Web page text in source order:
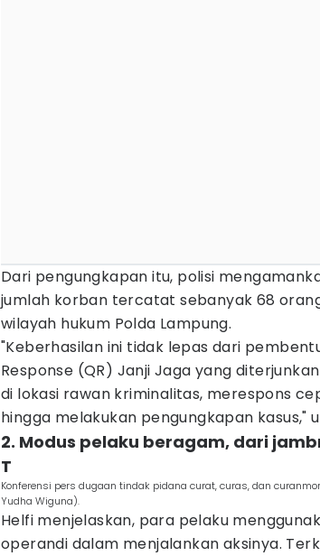
Dari pengungkapan itu, polisi
jumlah korban tercatat sebanyak 68
wilayah hukum Polda Lampung.
"Keberhasilan ini tidak lepas dari
Response (QR) Janji Jaga yang
di lokasi rawan kriminalitas, merespons
hingga melakukan pengungkapan kasus,"
2. Modus pelaku beragam, dari
T
Konferensi pers dugaan tindak pidana curat, curas, dan
Yudha Wiguna).
Helfi menjelaskan, para pelaku
operandi dalam menjalankan aksinya.